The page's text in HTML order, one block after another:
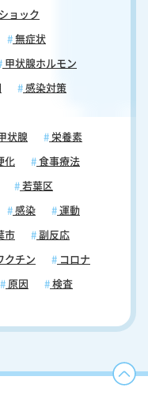
ョック
無症状
甲状腺ホルモン
感染対策
状腺 栄養素
化 食事療法
若葉区
感染 運動
市 副反応
クチン コロナ
原因 検査